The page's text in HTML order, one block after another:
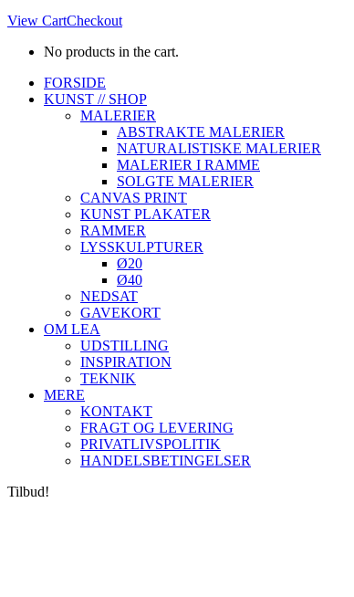
View CartCheckout
No products in the cart.
Instagram
page
Facebook
page
FORSIDE
KUNST // SHOP
MALERIER
ABSTRAKTE MALERIER
NATURALISTISKE MALERIER
MALERIER I RAMME
SOLGTE MALERIER
CANVAS PRINT
KUNST PLAKATER
RAMMER
LYSSKULPTURER
Ø20
Ø40
NEDSAT
GAVEKORT
OM LEA
UDSTILLING
INSPIRATION
TEKNIK
MERE
KONTAKT
FRAGT OG LEVERING
PRIVATLIVSPOLITIK
HANDELSBETINGELSER
Tilbud!